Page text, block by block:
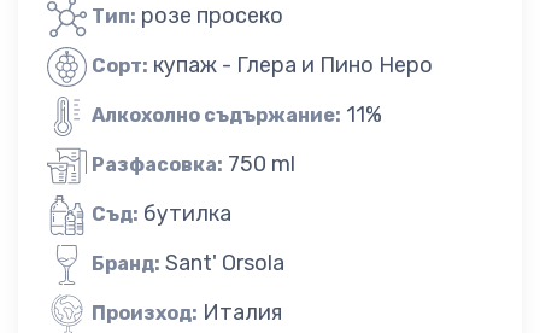
Тип: розе просеко
Сорт: купаж - Глера и Пино Неро
Алкохолно съдържание: 11%
Разфасовка: 750 ml
Съд: бутилка
Бранд: Sant' Orsola
Произход: Италия